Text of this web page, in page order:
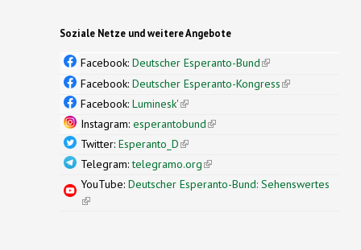
Soziale Netze und weitere Angebote
Facebook: Deutscher Esperanto-Bund(link is
external)
Facebook: Deutscher Esperanto-Kongress(link is
Facebook: Luminesk'(link is external)
Instagram: esperantobund(link is external)
Twitter: Esperanto_D(link is external)
Telegram:telegramo.org(link is external)
YouTube: Deutscher Esperanto-Bund: Sehenswertes
(link is external)